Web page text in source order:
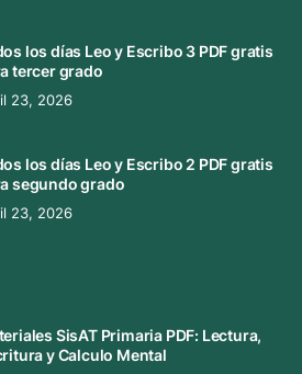
los días Leo y Escribo 3 PDF gratis
tercer grado
23, 2026
los días Leo y Escribo 2 PDF gratis
segundo grado
23, 2026
SisAT Primaria PDF: Lectura,
y Calculo Mental